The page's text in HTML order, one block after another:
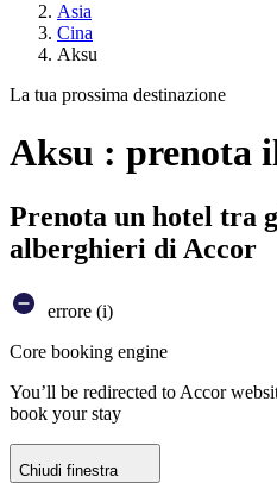
Asia
Cina
Aksu
La tua prossima destinazione
Aksu : prenota
Prenota un hotel tra
alberghieri di Accor
errore (i)
Core booking engine
You’ll be redirected to Accor
book your stay
Chiudi finestra